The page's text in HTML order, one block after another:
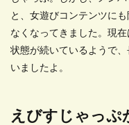
と、女遊びコンテンツに
なくなってきました。現
状態が続いているようで
いましたよ。
えびすじゃっぷ